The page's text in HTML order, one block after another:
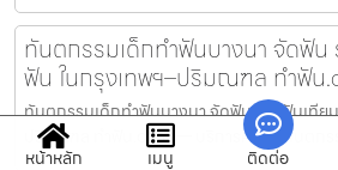
ทันตกรรมเด็กทำฟันบางนา จัดฟั
ฟัน ในกรุงเทพฯ–ปริมณฑล ทำฟัน
ทันตกรรมเด็กทำฟันบางนา จัดฟัน รากฟันเทีย
ปริมณฑล ทำฟัน.com — บริการคลินิกทันตกรร
หน้าหลัก
เมนู ติดต่อ